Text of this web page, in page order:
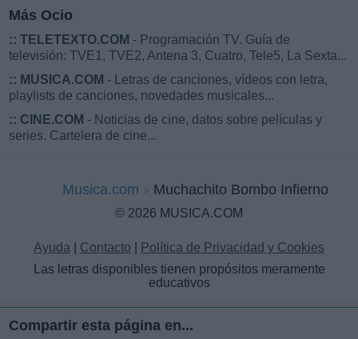
Más Ocio
:: TELETEXTO.COM - Programación TV. Guía de
televisión: TVE1, TVE2, Antena 3, Cuatro, Tele5, La Sexta...
:: MUSICA.COM - Letras de canciones, vídeos con letra,
playlists de canciones, novedades musicales...
:: CINE.COM - Noticias de cine, datos sobre películas y
series. Cartelera de cine...
Musica.com Muchachito Bombo Infierno
© 2026 MUSICA.COM
Ayuda Contacto
Política de Privacidad y Cookies
Las letras disponibles tienen propósitos meramente
educativos
Compartir esta página en...